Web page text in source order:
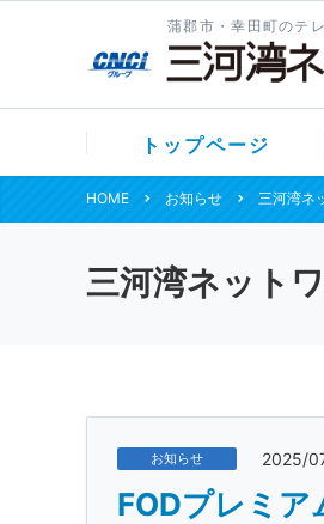
蒲郡市・幸田町のテ
トップページ
HOME お知らせ 三河湾ネ
三河湾ネット
お知らせ 2025/
FODプレミア